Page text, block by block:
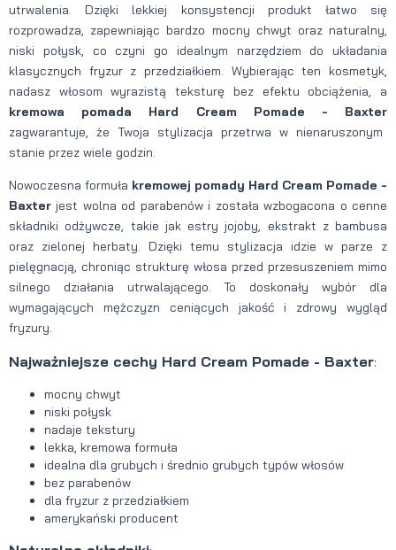
utrwalenia. Dzięki lekkiej konsystencji produkt łatwo się
rozprowadza, zapewniając bardzo mocny chwyt oraz naturalny,
niski połysk, co czyni go idealnym narzędziem do układania
klasycznych fryzur z przedziałkiem. Wybierając ten kosmetyk,
nadasz włosom wyrazistą teksturę bez efektu obciążenia, a
kremowa pomada Hard Cream Pomade - Baxter
zagwarantuje, że Twoja stylizacja przetrwa w nienaruszonym
stanie przez wiele godzin.
Nowoczesna formuła kremowej pomady Hard Cream Pomade -
Baxter jest wolna od parabenów i została wzbogacona o cenne
składniki odżywcze, takie jak estry jojoby, ekstrakt z bambusa
oraz zielonej herbaty. Dzięki temu stylizacja idzie w parze z
pielęgnacją, chroniąc strukturę włosa przed przesuszeniem mimo
silnego działania utrwalającego. To doskonały wybór dla
wymagających mężczyzn ceniących jakość i zdrowy wygląd
fryzury.
Najważniejsze cechy Hard Cream Pomade - Baxter:
mocny chwyt
niski połysk
nadaje tekstury
lekka, kremowa formuła
idealna dla grubych i średnio grubych typów włosów
bez parabenów
dla fryzur z przedziałkiem
amerykański producent